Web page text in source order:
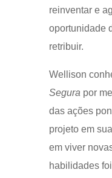
reinventar e
oportunidade
retribuir.
Wellison
Segura por
das ações
projeto em
em viver
habilidades